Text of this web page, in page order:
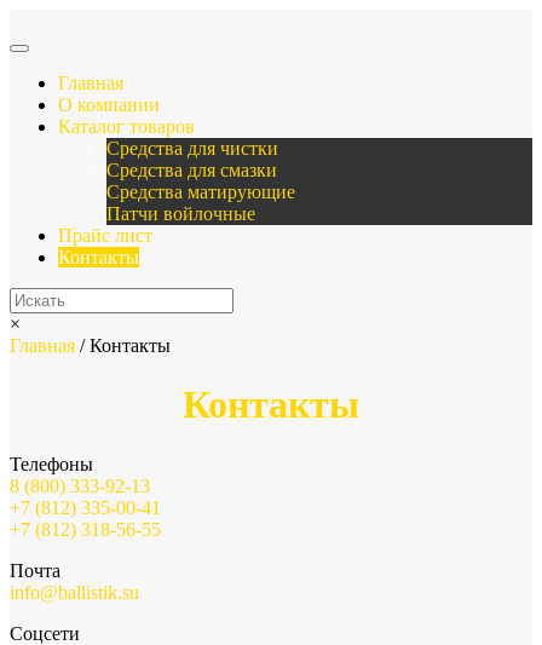
Главная
О компании
Каталог товаров
Средства для чистки
Средства для смазки
Средства матирующие
Патчи войлочные
Прайс лист
Контакты
×
Главная / Контакты
Контакты
Телефоны
8 (800) 333-92-13
+7 (812) 335-00-41
+7 (812) 318-56-55
Почта
info@ballistik.su
Соцсети